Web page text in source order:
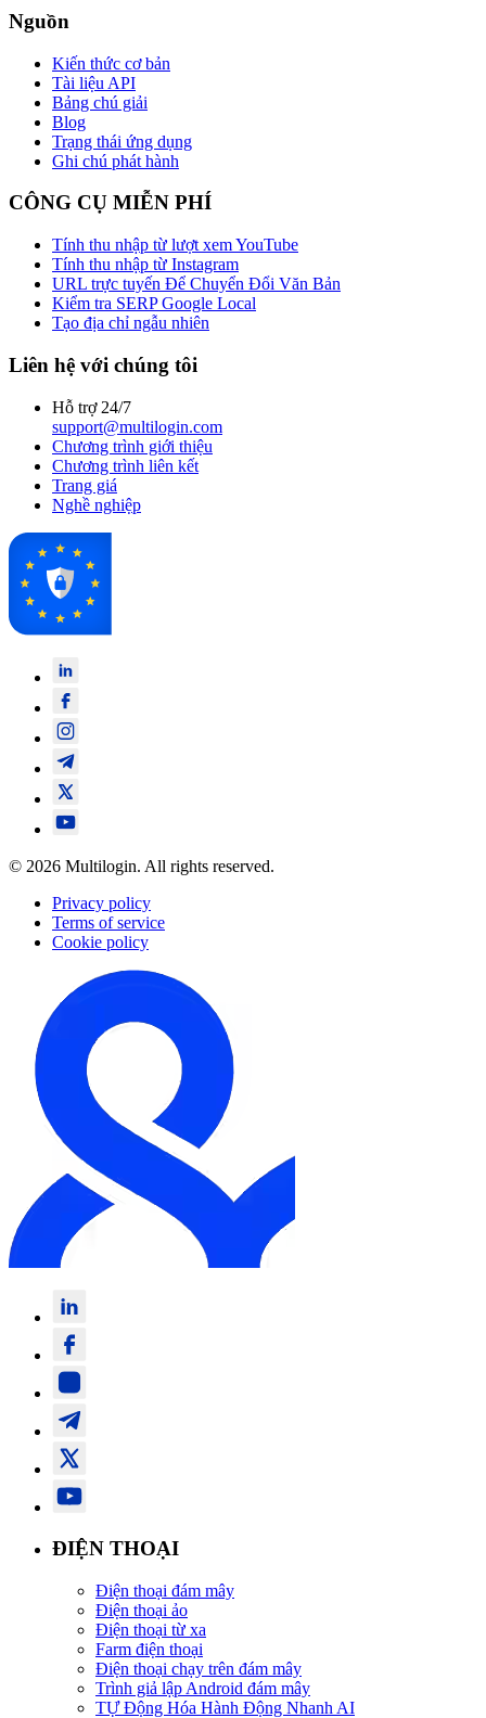
Nguồn
Kiến thức cơ bản
Tài liệu API
Bảng chú giải
Blog
Trạng thái ứng dụng
Ghi chú phát hành
CÔNG CỤ MIỄN PHÍ
Tính thu nhập từ lượt xem YouTube
Tính thu nhập từ Instagram
URL trực tuyến Để Chuyển Đổi Văn Bản
Kiểm tra SERP Google Local
Tạo địa chỉ ngẫu nhiên
Liên hệ với chúng tôi
Hỗ trợ 24/7
support@multilogin.com
Chương trình giới thiệu
Chương trình liên kết
Trang giá
Nghề nghiệp
© 2026 Multilogin. All rights reserved.
Privacy policy
Terms of service
Cookie policy
ĐIỆN THOẠI
Điện thoại đám mây
Điện thoại ảo
Điện thoại từ xa
Farm điện thoại
Điện thoại chạy trên đám mây
Trình giả lập Android đám mây
TỰ Động Hóa Hành Động Nhanh AI